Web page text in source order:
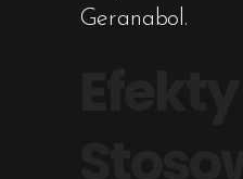
Geranabol.